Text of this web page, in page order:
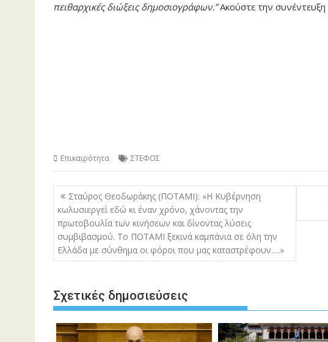
πειθαρχικές διώξεις δημοσιογράφων.”Ακούστε την συνέντευξη
Επικαιρότητα ΣΤΕΦΟΣ
Πλοήγηση
άρθρων
Σταύρος Θεοδωράκης (ΠΟΤΑΜΙ): «Η Κυβέρνηση
κωλυσιεργεί εδώ κι έναν χρόνο, χάνοντας την
πρωτοβουλία των κινήσεων και δίνοντας λύσεις
συμβιβασμού. Το ΠΟΤΑΜΙ ξεκινά καμπάνια σε όλη την
Ελλάδα με σύνθημα οι φόροι που μας καταστρέφουν….»
Σχετικές δημοσιεύσεις